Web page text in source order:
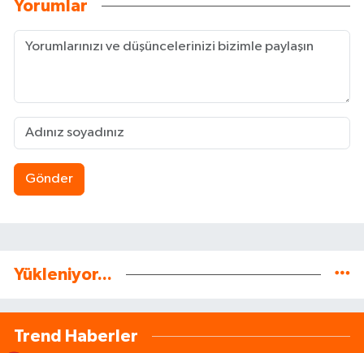
Yorumlar
Gönder
Yükleniyor...
Trend Haberler